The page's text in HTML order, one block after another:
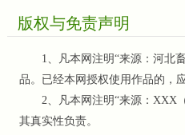
版权与免责声明
1、凡本网注明“来源：河北畜
品。已经本网授权使用作品的，
2、凡本网注明“来源：XXX（
其真实性负责。